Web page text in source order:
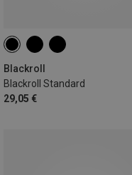
Blackroll
Blackroll Standard
29,05 €